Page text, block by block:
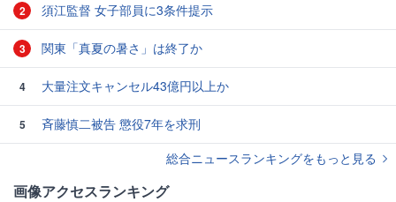
2 須江監督 女子部員に3条件提示
3 関東「真夏の暑さ」は終了か
4 大量注文キャンセル43億円以上か
5
斉藤慎二被告 懲役7年を求刑
総合ニュースランキングをもっと見る
画像アクセスランキング